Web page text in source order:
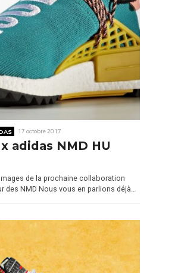
17 octobre 2017
adidas NMD HU
de la prochaine collaboration
des NMD Nous vous en parlions déjà…